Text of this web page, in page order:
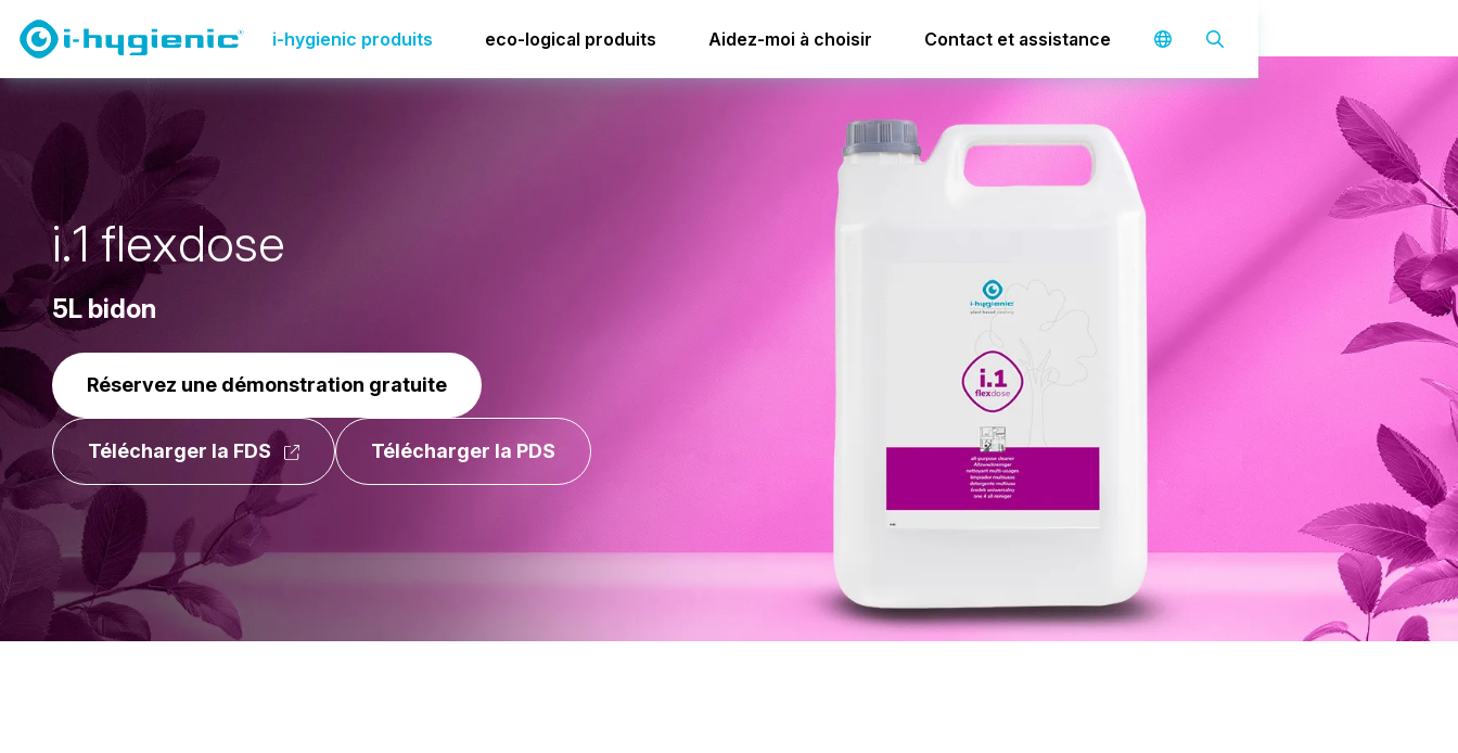
i-hygienic produits eco-logical produits Aidez-moi à choisir Contact et assistance
Page de présentation des produits Utilisation universelle i.1 nettoyant multi-usages i.1 flexdose
i.1flexdose
5L bidon
Réservez une démonstration gratuite
Télécharger la FDS Télécharger la PDS